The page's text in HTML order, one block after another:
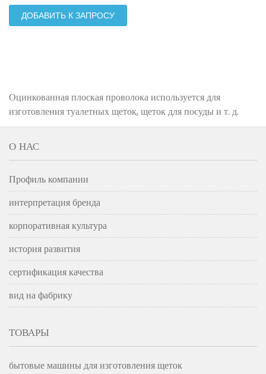
ДОБАВИТЬ К ЗАПРОСУ
Оцинкованная плоская проволока используется для
изготовления туалетных щеток, щеток для посуды и т. д.
О НАС
Профиль компании
интерпретация бренда
корпоративная культура
история развития
сертификация качества
вид на фабрику
ТОВАРЫ
бытовые машины для изготовления щеток